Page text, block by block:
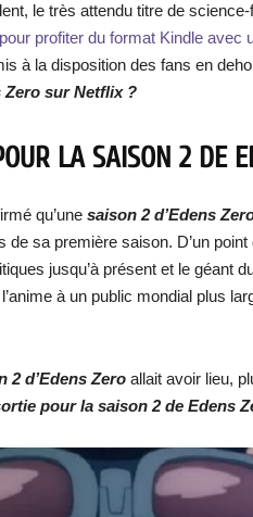
le très attendu titre de
pour profiter du format Kindle avec
à la disposition des fans en
Zero sur Netflix ?
LA SAISON 2 DE
qu’une saison 2 d’Edens
de sa première saison. D’un
jusqu’à présent et le géant
à un public mondial plus
2 d’Edens Zero allait avoir lieu,
pour la saison 2 de Edens